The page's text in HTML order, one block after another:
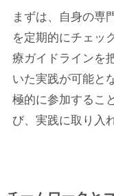
まずは、自身の専
を定期的にチェッ
療ガイドラインを
いた実践が可能と
極的に参加するこ
び、実践に取り入